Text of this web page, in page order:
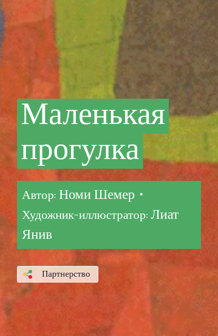
Маленькая
прогулка
Автор: Номи Шемер •
Художник-иллюстратор: Лиат
Янив
Партнерство